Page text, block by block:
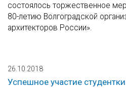
состоялось торжественное
80-летию Волгоградской
архитекторов России».
26.10.2018
Успешное участие